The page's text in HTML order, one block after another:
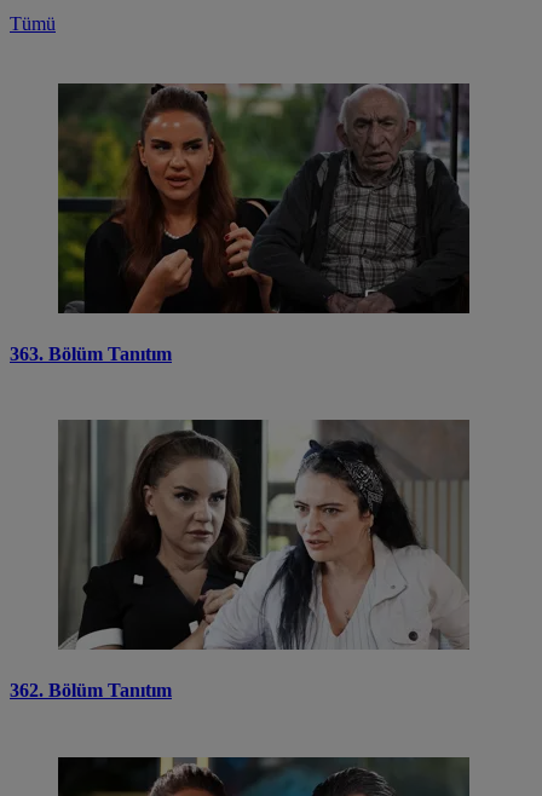
Tümü
363. Bölüm Tanıtım
362. Bölüm Tanıtım